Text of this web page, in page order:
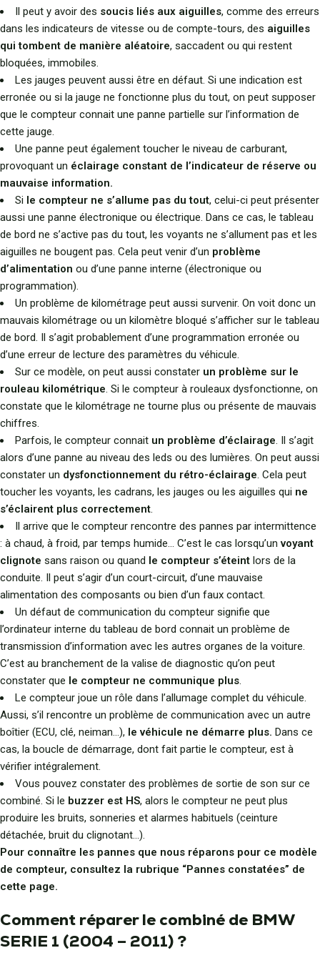
Il peut y avoir des soucis liés aux aiguilles, comme des erreurs
dans les indicateurs de vitesse ou de compte-tours, des aiguilles
qui tombent de manière aléatoire, saccadent ou qui restent
bloquées, immobiles.
Les jauges peuvent aussi être en défaut. Si une indication est
erronée ou si la jauge ne fonctionne plus du tout, on peut supposer
que le compteur connait une panne partielle sur l’information de
cette jauge.
Une panne peut également toucher le niveau de carburant,
provoquant un éclairage constant de l’indicateur de réserve ou
mauvaise information.
Si le compteur ne s’allume pas du tout, celui-ci peut présenter
aussi une panne électronique ou électrique. Dans ce cas, le tableau
de bord ne s’active pas du tout, les voyants ne s’allument pas et les
aiguilles ne bougent pas. Cela peut venir d’un problème
d’alimentation ou d’une panne interne (électronique ou
programmation).
Un problème de kilométrage peut aussi survenir. On voit donc un
mauvais kilométrage ou un kilomètre bloqué s’afficher sur le tableau
de bord. Il s’agit probablement d’une programmation erronée ou
d’une erreur de lecture des paramètres du véhicule.
Sur ce modèle, on peut aussi constater un problème sur le
rouleau kilométrique. Si le compteur à rouleaux dysfonctionne, on
constate que le kilométrage ne tourne plus ou présente de mauvais
chiffres.
Parfois, le compteur connait un problème d’éclairage. Il s’agit
alors d’une panne au niveau des leds ou des lumières. On peut aussi
constater un dysfonctionnement du rétro-éclairage. Cela peut
toucher les voyants, les cadrans, les jauges ou les aiguilles qui ne
s’éclairent plus correctement.
Il arrive que le compteur rencontre des pannes par intermittence
: à chaud, à froid, par temps humide… C’est le cas lorsqu’unvoyant
clignote sans raison ou quand le compteur s’éteint lors de la
conduite. Il peut s’agir d’un court-circuit, d’une mauvaise
alimentation des composants ou bien d’un faux contact.
Un défaut de communication du compteur signifie que
l’ordinateur interne du tableau de bord connait un problème de
transmission d’information avec les autres organes de la voiture.
C’est au branchement de la valise de diagnostic qu’on peut
constater que le compteur ne communique plus.
Le compteur joue un rôle dans l’allumage complet du véhicule.
Aussi, s’il rencontre un problème de communication avec un autre
boîtier (ECU, clé, neiman…), le véhicule ne démarre plus. Dans ce
cas, la boucle de démarrage, dont fait partie le compteur, est à
vérifier intégralement.
Vous pouvez constater des problèmes de sortie de son sur ce
combiné. Si le buzzer est HS, alors le compteur ne peut plus
produire les bruits, sonneries et alarmes habituels (ceinture
détachée, bruit du clignotant…).
Pour connaître les pannes que nous réparons pour ce modèle
de compteur, consultez la rubrique “Pannes constatées” de
cette page.
Comment réparer le combiné de BMW
SERIE 1 (2004 – 2011) ?